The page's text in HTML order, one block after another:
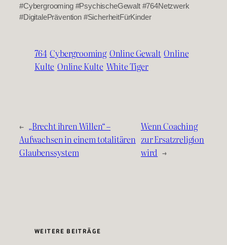
#Cybergrooming #PsychischeGewalt #764Netzwerk
#DigitalePrävention #SicherheitFürKinder
764 Cybergrooming Online Gewalt Online
Kulte Online Kulte White Tiger
← „Brecht ihren Willen“ –
Aufwachsen in einem totalitären
Glaubenssystem
Wenn Coaching
zur Ersatzreligion
wird →
WEITERE BEITRÄGE